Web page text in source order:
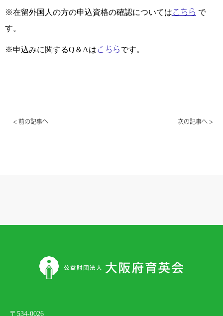
※在留外国人の方の申込資格の確認についてはこちら で
す。
※申込みに関するQ＆Aはこちらです。
< 前の記事へ 次の記事へ >
〒534-0026